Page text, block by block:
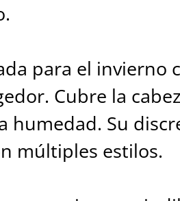
para el invierno
Cubre la
humedad. Su
múltiples estilos.